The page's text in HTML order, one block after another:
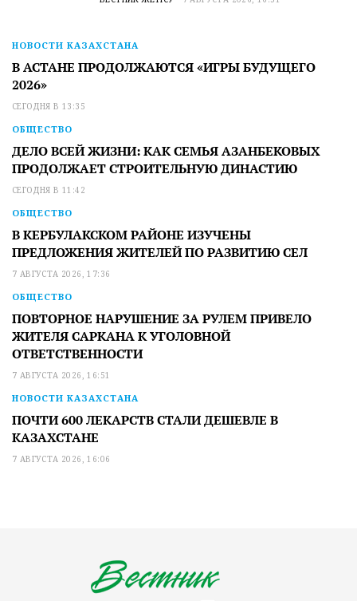
НОВОСТИ КАЗАХСТАНА
В АСТАНЕ ПРОДОЛЖАЮТСЯ «ИГРЫ БУДУЩЕГО
2026»
СЕГОДНЯ В 13:35
ОБЩЕСТВО
ДЕЛО ВСЕЙ ЖИЗНИ: КАК СЕМЬЯ АЗАНБЕКОВЫХ
ПРОДОЛЖАЕТ СТРОИТЕЛЬНУЮ ДИНАСТИЮ
СЕГОДНЯ В 11:42
ОБЩЕСТВО
В КЕРБУЛАКСКОМ РАЙОНЕ ИЗУЧЕНЫ
ПРЕДЛОЖЕНИЯ ЖИТЕЛЕЙ ПО РАЗВИТИЮ СЕЛ
7 АВГУСТА 2026, 17:36
ОБЩЕСТВО
ПОВТОРНОЕ НАРУШЕНИЕ ЗА РУЛЕМ ПРИВЕЛО
ЖИТЕЛЯ САРКАНА К УГОЛОВНОЙ
ОТВЕТСТВЕННОСТИ
7 АВГУСТА 2026, 16:51
НОВОСТИ КАЗАХСТАНА
ПОЧТИ 600 ЛЕКАРСТВ СТАЛИ ДЕШЕВЛЕ В
КАЗАХСТАНЕ
7 АВГУСТА 2026, 16:06